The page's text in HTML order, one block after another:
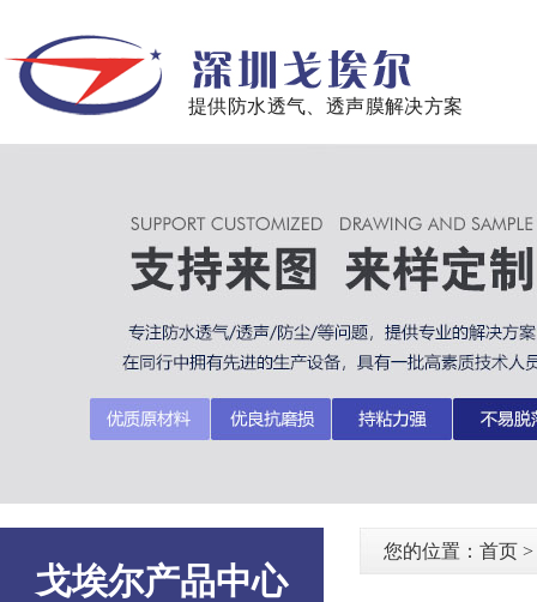
提供防水透气、透声膜解决方案
戈埃尔产品中心
您的位置： 首页 >